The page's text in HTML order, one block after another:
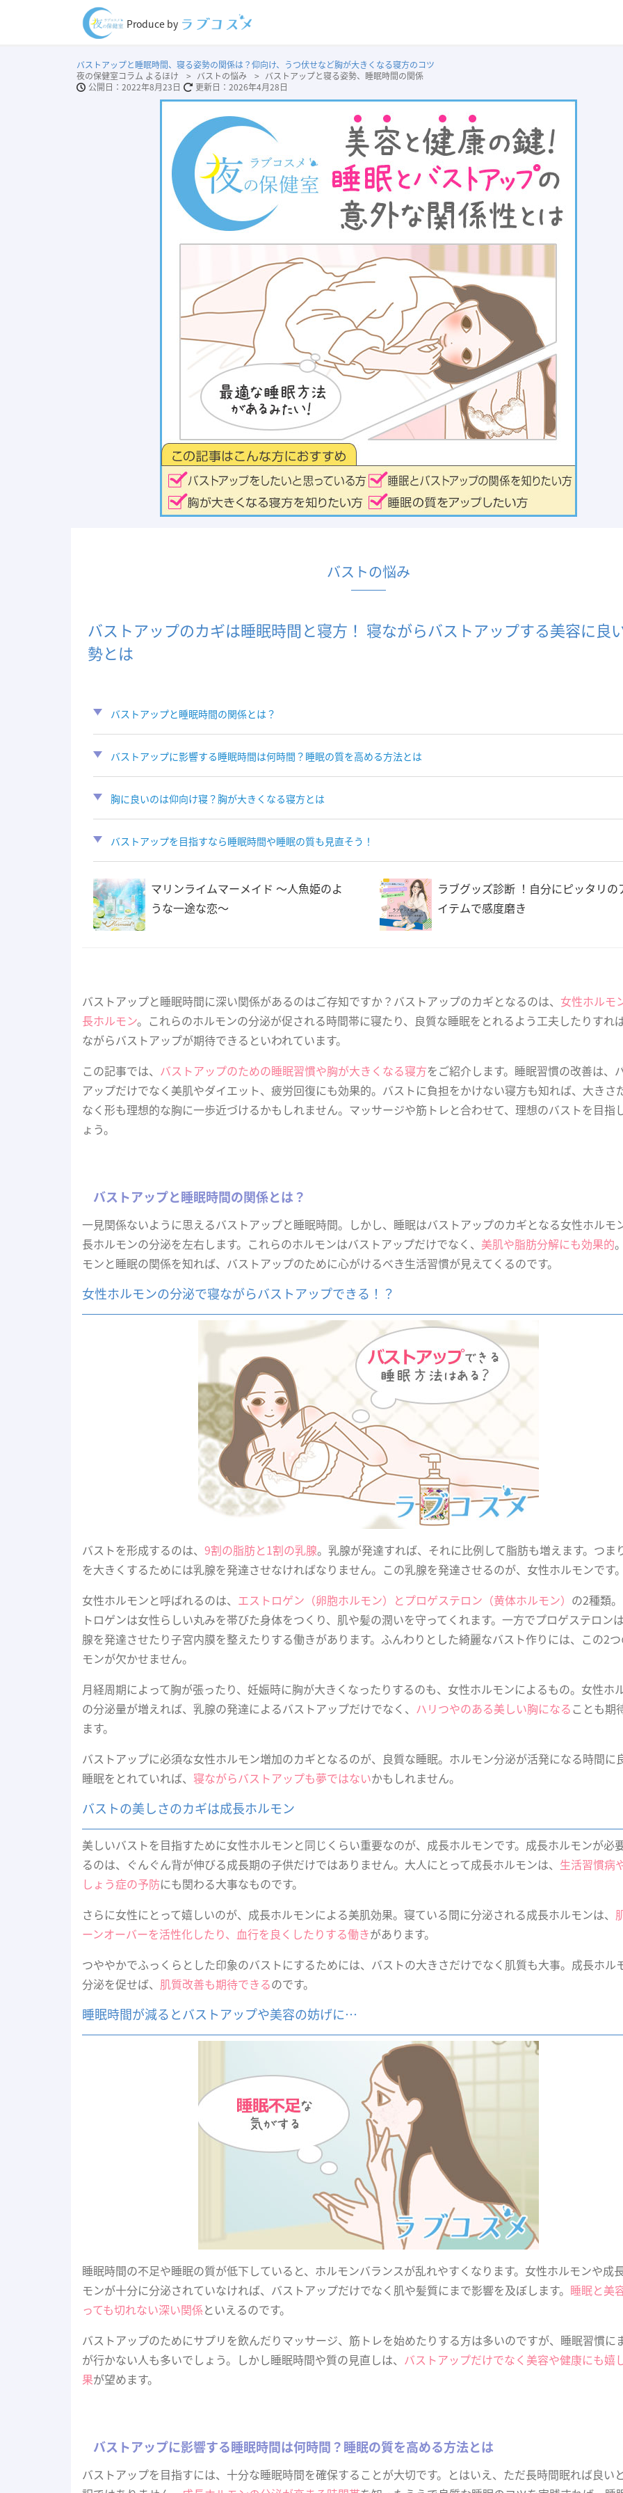
Produce by
バストアップと睡眠時間、寝る姿勢の関係は？仰向け、うつ伏せなど胸が大きくなる寝方のコツ
夜の保健室コラム よるほけ
バストの悩み
バストアップと寝る姿勢、睡眠時間の関係
2022年8月23日
2026年4月28日
バストの悩み
バストアップのカギは睡眠時間と寝方！ 寝ながらバストアップする美容に良
勢とは
バストアップと睡眠時間の関係とは？
バストアップに影響する睡眠時間は何時間？睡眠の質を高める方法とは
胸に良いのは仰向け寝？胸が大きくなる寝方とは
バストアップを目指すなら睡眠時間や睡眠の質も見直そう！
マリンライムマーメイド 〜人魚姫のよ
うな一途な恋〜
ラブグッズ診断 ！自分にピッタリの
イテムで感度磨き
バストアップと睡眠時間に深い関係があるのはご存知ですか？バストアップのカギとなるのは、 女性ホルモ
長ホルモン。これらのホルモンの分泌が促される時間帯に寝たり、良質な睡眠をとれるよう工夫したりすれ
ながらバストアップが期待できるといわれています。
この記事では、 バストアップのための睡眠習慣や胸が大きくなる寝方をご紹介します。睡眠習慣の改善は、
アップだけでなく美肌やダイエット、疲労回復にも効果的。バストに負担をかけない寝方も知れば、大きさ
なく形も理想的な胸に一歩近づけるかもしれません。マッサージや筋トレと合わせて、理想のバストを目指
ょう。
バストアップと睡眠時間の関係とは？
一見関係ないように思えるバストアップと睡眠時間。しかし、睡眠はバストアップのカギとなる女性ホルモ
長ホルモンの分泌を左右します。これらのホルモンはバストアップだけでなく、 美肌や脂肪分解にも効果的
モンと睡眠の関係を知れば、バストアップのために心がけるべき生活習慣が見えてくるのです。
女性ホルモンの分泌で寝ながらバストアップできる！？
バストを形成するのは、 9割の脂肪と1割の乳腺。乳腺が発達すれば、それに比例して脂肪も増えます。つま
を大きくするためには乳腺を発達させなければなりません。この乳腺を発達させるのが、女性ホルモンです
女性ホルモンと呼ばれるのは、 エストロゲン（卵胞ホルモン）とプロゲステロン（黄体ホルモン） の2種類
トロゲンは女性らしい丸みを帯びた身体をつくり、肌や髪の潤いを守ってくれます。一方でプロゲステロン
腺を発達させたり子宮内膜を整えたりする働きがあります。ふんわりとした綺麗なバスト作りには、この2
モンが欠かせません。
月経周期によって胸が張ったり、妊娠時に胸が大きくなったりするのも、女性ホルモンによるもの。女性ホ
の分泌量が増えれば、乳腺の発達によるバストアップだけでなく、 ハリつやのある美しい胸になることも期
ます。
バストアップに必須な女性ホルモン増加のカギとなるのが、良質な睡眠。ホルモン分泌が活発になる時間に
睡眠をとれていれば、 寝ながらバストアップも夢ではないかもしれません。
バストの美しさのカギは成長ホルモン
美しいバストを目指すために女性ホルモンと同じくらい重要なのが、成長ホルモンです。成長ホルモンが必
るのは、ぐんぐん背が伸びる成長期の子供だけではありません。大人にとって成長ホルモンは、 生活習慣病
しょう症の予防にも関わる大事なものです。
さらに女性にとって嬉しいのが、成長ホルモンによる美肌効果。寝ている間に分泌される成長ホルモンは、
ーンオーバーを活性化したり、血行を良くしたりする働きがあります。
つややかでふっくらとした印象のバストにするためには、バストの大きさだけでなく肌質も大事。成長ホル
分泌を促せば、 肌質改善も期待できるのです。
睡眠時間が減るとバストアップや美容の妨げに…
睡眠時間の不足や睡眠の質が低下していると、ホルモンバランスが乱れやすくなります。女性ホルモンや成
モンが十分に分泌されていなければ、バストアップだけでなく肌や髪質にまで影響を及ぼします。 睡眠と美
っても切れない深い関係といえるのです。
バストアップのためにサプリを飲んだりマッサージ、筋トレを始めたりする方は多いのですが、睡眠習慣に
が行かない人も多いでしょう。しかし睡眠時間や質の見直しは、 バストアップだけでなく美容や健康にも嬉
果が望めます。
バストアップに影響する睡眠時間は何時間？睡眠の質を高める方法とは
バストアップを目指すには、十分な睡眠時間を確保することが大切です。とはいえ、ただ長時間眠れば良い